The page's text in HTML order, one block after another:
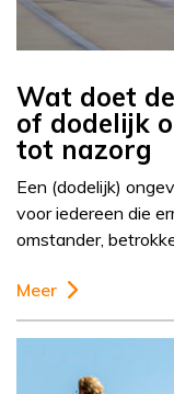
Wat doet
of dodelijk
tot nazorg
Een (dodelijk)
voor iedereen die
omstander,
Meer